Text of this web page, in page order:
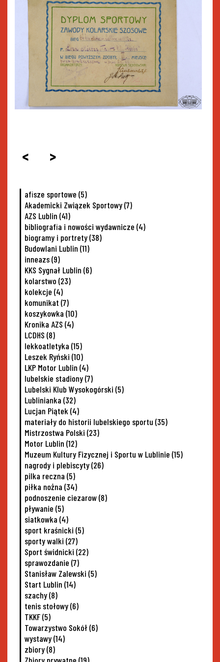
< >
afisze sportowe (5)
Akademicki Związek Sportowy(7)
AZS Lublin (41)
bibliografia i nowości wydawnicze (4)
biogramy i portrety(38)
Budowlani Lublin (11)
inneazs(9)
KKS Sygnał Lublin (6)
kolarstwo (23)
kolekcje (4)
komunikat (7)
koszykowka (10)
Kronika AZS (4)
LCDHS (8)
lekkoatletyka (15)
Leszek Ryński (10)
LKP Motor Lublin (4)
lubelskie stadiony(7)
Lubelski Klub Wysokogórski (5)
Lublinianka (32)
Lucjan Piątek (4)
materiały do historii lubelskiego sportu (35)
Mistrzostwa Polski (23)
Motor Lublin (12)
Muzeum Kultury Fizycznej i Sportu w Lublinie (15)
nagrody i plebiscyty(26)
pilka reczna (5)
piłka nożna (34)
podnoszenie ciezarow(8)
pływanie (5)
siatkowka (4)
sport kraśnicki (5)
sporty walki (27)
Sport świdnicki (22)
sprawozdanie (7)
Stanisław Zalewski (5)
Start Lublin (14)
szachy(8)
tenis stołowy(6)
TKKF(5)
Towarzystwo Sokół(6)
wystawy(14)
zbiory(8)